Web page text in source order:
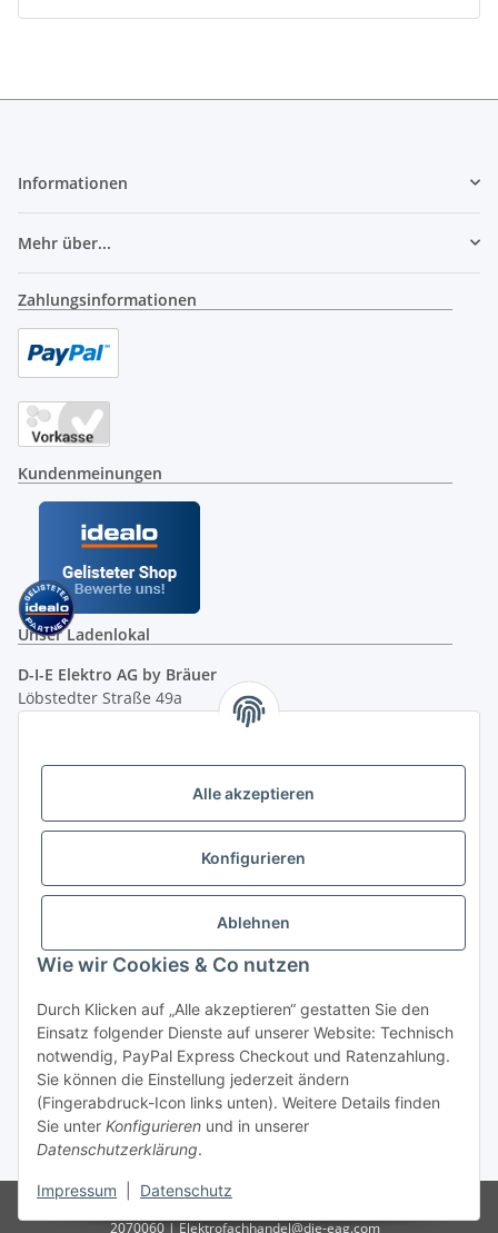
Alle akzeptieren
Konfigurieren
Ablehnen
Wie wir Cookies & Co nutzen
Durch Klicken auf „Alle akzeptieren“ gestatten Sie den
Einsatz folgender Dienste auf unserer Website: Technisch
notwendig, PayPal Express Checkout und Ratenzahlung.
Sie können die Einstellung jederzeit ändern
(Fingerabdruck-Icon links unten). Weitere Details finden
Sie unter Konfigurieren und in unserer
Datenschutzerklärung.
Impressum Datenschutz
Informationen
Mehr über...
Zahlungsinformationen
Kundenmeinungen
Unser Ladenlokal
D-I-E Elektro AG by Bräuer
Löbstedter Straße 49a
( siehe Google-Maps )
Öffnungszeiten:
10.00 - 18.00 Uhr
Ladenpreis versus Internetpreis
Vertrag widerrufen
05.00 - 21.30 Uhr | Freitag: 05.00 - 18.00 Uhr | Samstag: 09.00
- 12.00 Uhr (0,49€ je angef. Minute) oder per E-Mail über
unserKontaktformular
* Alle Preise inkl. gesetzlicher USt., zzgl.Versand | - ACHTUNG: Bei
Einbaugeräten gilt: Die im Produktbild abgebildete Möbelfront ist nicht im
Lieferumfang enthalten.
2070060 | Elektrofachhandel@die-eag.com